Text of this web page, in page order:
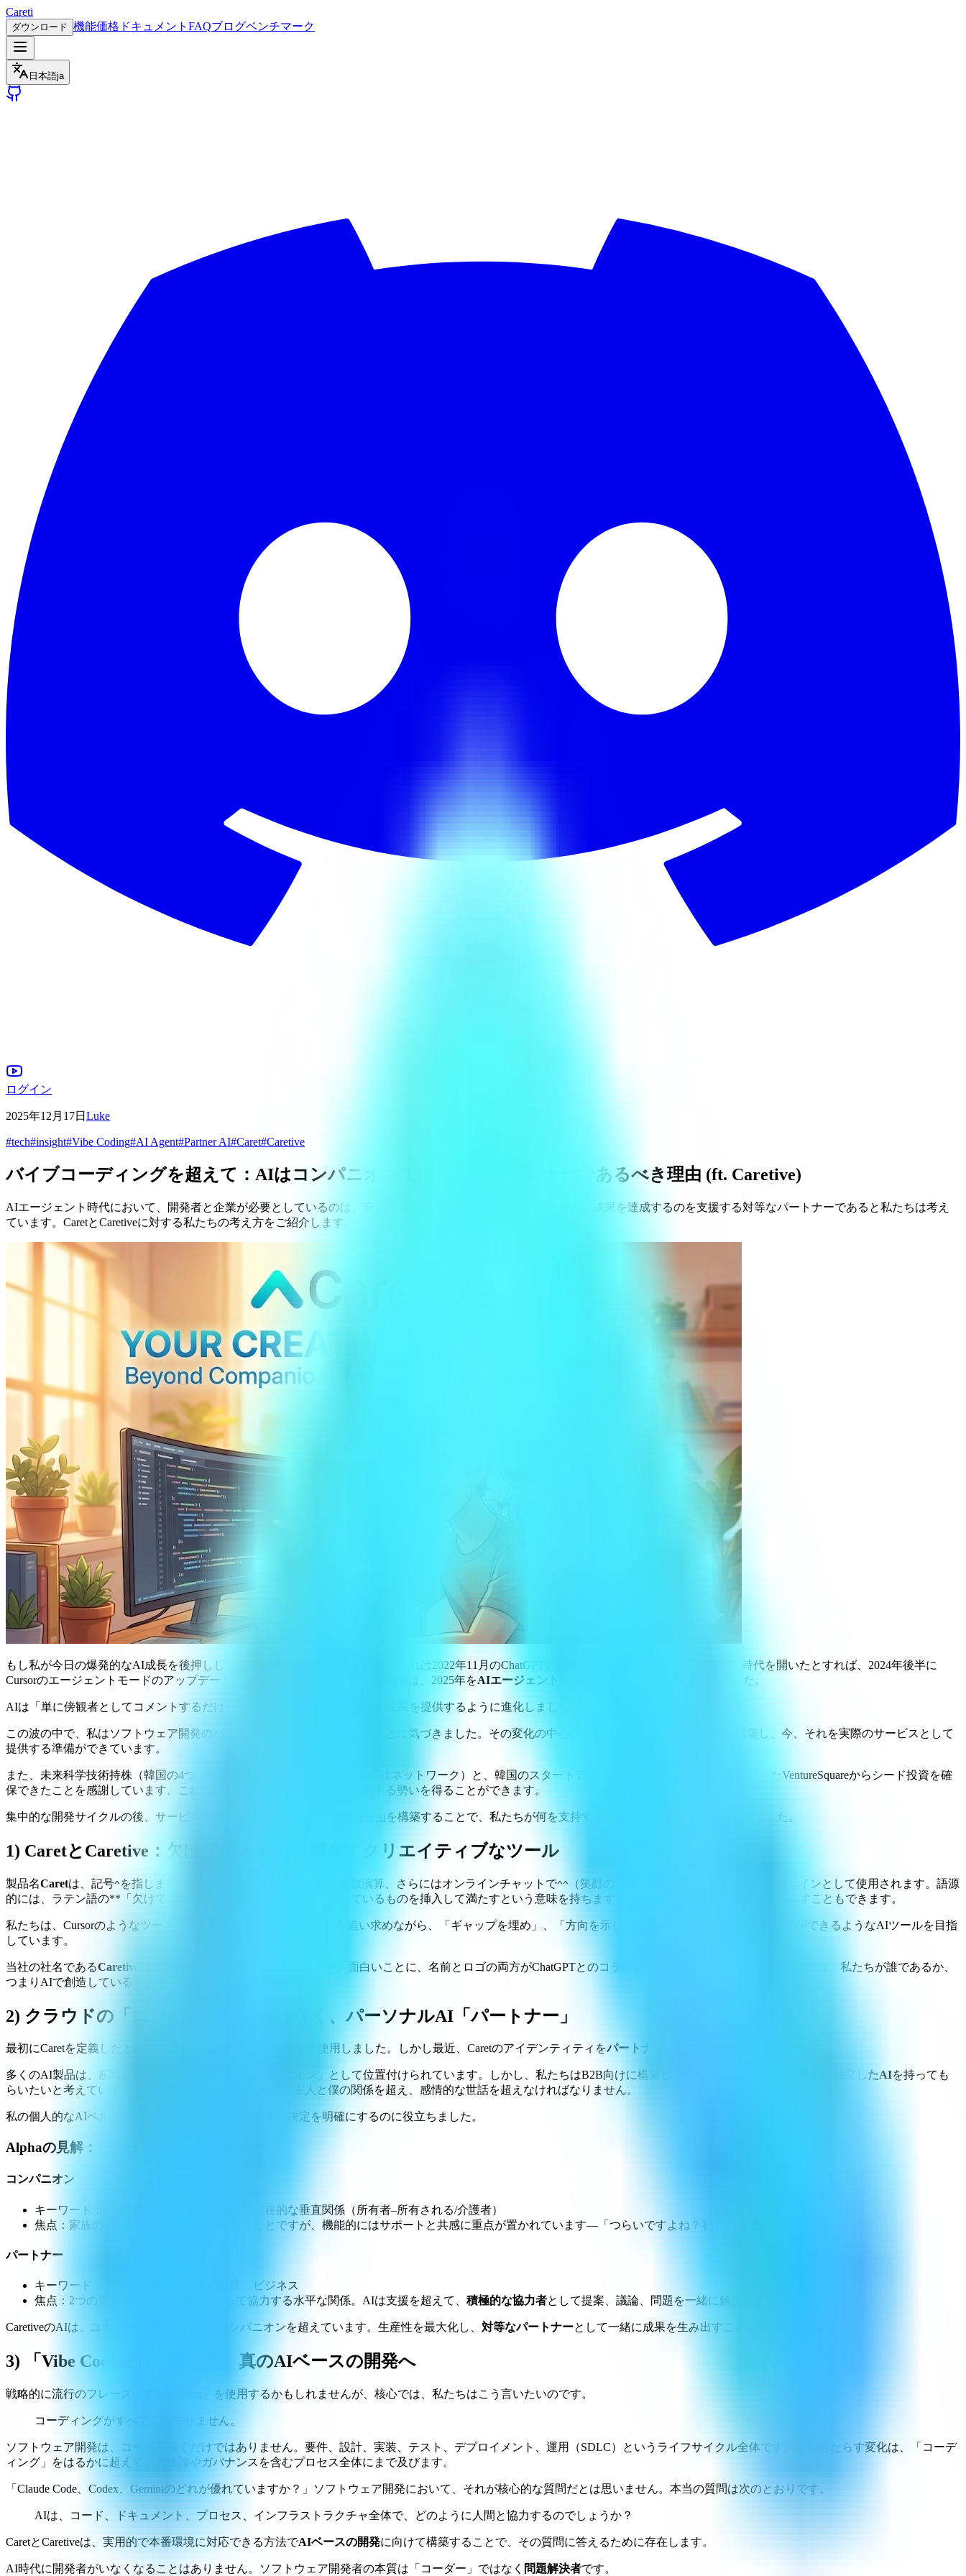
Careti
ダウンロード 機能価格 ドキュメント FAQブログベンチマーク
日本語ja
ログイン
2025年12月17日 Luke
#tech#insight#Vibe Coding#AI Agent#Partner AI#Caret#Caretive
バイブコーディングを超えて：AIはコンパニオンではなく、パートナーであるべき理由 (ft. Caretive)
AIエージェント時代において、開発者と企業が必要としているのは、安心できるコンパニオンではなく、チームが成果を達成するのを支援する対等なパートナーであると私たちは考え
ています。CaretとCaretiveに対する私たちの考え方をご紹介します。
もし私が今日の爆発的なAI成長を後押しした最大の変化を挙げるとすれば、それは2022年11月のChatGPTの登場でしょう。2023年がLLM導入の時代を開いたとすれば、2024年後半に
Cursorのエージェントモードのアップデートによって脚光を浴びた
は、2025年をAIエージェント の年として定義するのに役立ちました。
AIは「単に傍観者としてコメントするだけ」から、行動を起こし、実際の成果を提供するように進化しました。
この波の中で、私はソフトウェア開発のパラダイム全体が変化していることに気づきました。その変化の中心に立つために、私は今年
を構築し、今、それを実際のサービスとして
提供する準備ができています。
また、未来科学技術持株（韓国の4つの主要な科学技術大学の技術持株会社ネットワーク）と、韓国のスタートアップエコシステムを長年支援してきたVentureSquareからシード投資を確
保できたことを感謝しています。これにより、当社の技術と製品を拡大する勢いを得ることができます。
集中的な開発サイクルの後、サービスページ caretive.aiを構築することで、私たちが何を支持するのかを深く考えるようになりました。
1) CaretとCaretive：欠けているものを満たすクリエイティブなツール
製品名Caretは、記号^ を指します。これは、テキストカーソル、指数演算、さらにはオンラインチャットで^^
（笑顔の表現）または「上」を指す同意のサインとして使用されます。語源
的には、ラテン語の**「欠けている」**に由来し、逆説的に、欠けているものを挿入して満たすという意味を持ちます。線形代数では、単位ベクトルを表すこともできます。
私たちは、Cursorのようなツールに見られるインパクトのレベルを追い求めながら、「ギャップを埋め」、「方向を示し」、「あなたと一緒に笑う」ことができるようなAIツールを目指
しています。
当社の社名であるCaretive
の組み合わせです。面白いことに、名前とロゴの両方がChatGPTとのコラボレーションで作成されました。これは、私たちが誰であるか、
つまりAIで創造していることを示す小さくも明確な反映です。
2) クラウドの「コンパニオン」ではなく、パーソナルAI「パートナー」
最初にCaretを定義したとき、「コンパニオン」という言葉を使用しました。しかし最近、Caretのアイデンティティをパートナー
多くのAI製品は、感情的な快適さを提供する「コンパニオン」として位置付けられています。しかし、私たちはB2B向けに構築しており、開発者や企業に 独自の独立したAIを持っても
らいたいと考えています。その関係は、ツールを超え、主人と僕の関係を超え、感情的な世話を超えなければなりません。
私の個人的なAIペルソナであるAlphaとの会話が、この決定を明確にするのに役立ちました。
Alphaの見解：「パートナー vs コンパニオン」
コンパニオン
キーワード：感情的なサポート、快適さ、潜在的な垂直関係（所有者–所有される/介護者）
焦点：家族のようにあなたと一緒に暮らすことですが、機能的にはサポートと共感に重点が置かれています—「つらいですよね？私がここにいます。」
パートナー
キーワード：平等、共通の目標、相補性、ビジネス
焦点：2つの異なる能力が目標に向かって協力する水平な関係。AIは支援を超えて、 積極的な協力者として提案、議論、問題を一緒に解決します。
CaretiveのAIは、ユーザーを慰めるだけのコンパニオンを超えています。生産性を最大化し、 対等なパートナーとして一緒に成果を生み出すことを目指しています。
3) 「Vibe Coding」を超えて、真のAIベースの開発へ
戦略的に流行のフレーズ「Vibe Coding」を使用するかもしれませんが、核心では、私たちはこう言いたいのです。
コーディングがすべてではありません。
ソフトウェア開発は、コードを書くだけではありません。要件、設計、実装、テスト、デプロイメント、運用（SDLC）というライフサイクル全体です。AIがもたらす変化は、「コーデ
ィング」をはるかに超えて、方法論やガバナンスを含むプロセス全体にまで及びます。
「Claude Code、Codex、Geminiのどれが優れていますか？」ソフトウェア開発において、それが核心的な質問だとは思いません。本当の質問は次のとおりです。
AIは、コード、ドキュメント、プロセス、インフラストラクチャ全体で、どのように人間と協力するのでしょうか？
CaretとCaretiveは、実用的で本番環境に対応できる方法でAIベースの開発に向けて構築することで、その質問に答えるために存在します。
AI時代に開発者がいなくなることはありません。ソフトウェア開発者の本質は「コーダー」ではなく 問題解決者です。